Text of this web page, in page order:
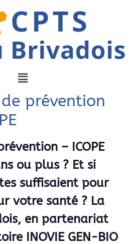
prévention
– ICOPE
ou plus ? Et si
suffisaient pour
votre santé ? La
en partenariat
INOVIE GEN-BIO